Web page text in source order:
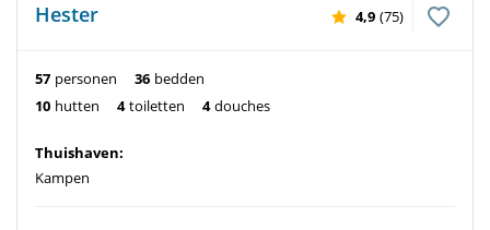
Hester 4,9 (75)
57 personen 36 bedden
10 hutten 4 toiletten 4 douches
Thuishaven:
Kampen